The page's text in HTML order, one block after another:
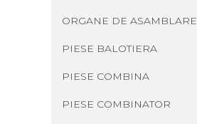
ORGANE DE ASAMBLARE
PIESE BALOTIERA
PIESE COMBINA
PIESE COMBINATOR